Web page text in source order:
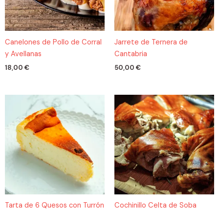
Canelones de Pollo de Corral
y Avellanas
18,00 €
Jarrete de Ternera de
Cantabria
50,00 €
Tarta de 6 Quesos con Turrón Cochinillo Celta de Soba